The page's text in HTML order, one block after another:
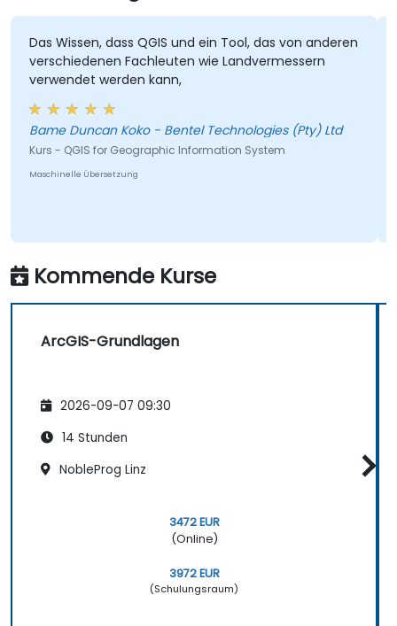
Das Wissen, dass QGIS und ein Tool, das von anderen
verschiedenen Fachleuten wie Landvermessern
verwendet werden kann,
Bame Duncan Koko - Bentel Technologies (Pty) Ltd
Kurs - QGIS for Geographic Information System
Maschinelle Übersetzung
Kommende Kurse
ArcGIS-Grundlagen
2026-09-07 09:30
14 Stunden
NobleProg Linz
3472 EUR
(Online)
3972 EUR
(Schulungsraum)